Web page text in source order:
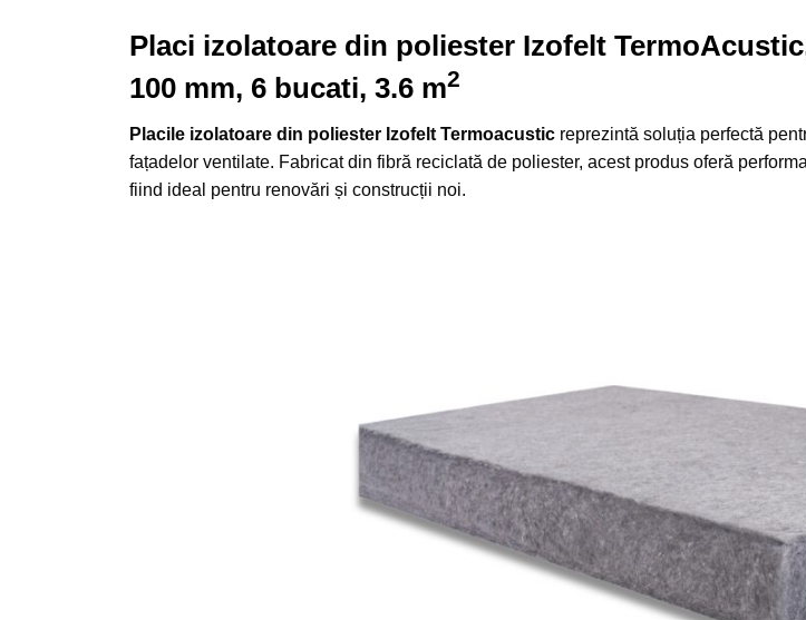
Placi izolatoare din poliester Izofelt
100 mm, 6 bucati, 3.6 m2
Placile izolatoare din poliester Izofelt Termoacusticreprezintă soluția perfectă
fațadelor ventilate. Fabricat din fibră reciclată de poliester, acest produs oferă
fiind ideal pentru renovări și construcții noi.